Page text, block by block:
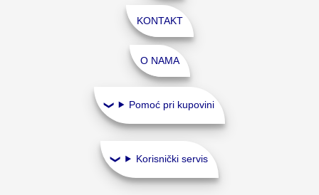
KONTAKT
O NAMA
Pomoć pri kupovini
Korisnički servis